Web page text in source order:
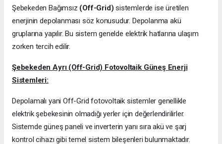
Şebekeden Bağımsız (Off-Grid) sistemlerde ise üretilen
enerjinin depolanması söz konusudur. Depolanma akü
gruplarına yapılır. Bu sistem genelde elektrik hatlarına ulaşım
zorken tercih edilir.
Şebekeden Ayrı (Off-Grid) Fotovoltaik Güneş Enerji
Sistemleri:
Depolamalı yani Off-Grid fotovoltaik sistemler genellikle
elektrik şebekesinin olmadığı yerler için değerlendirilirler.
Sistemde güneş paneli ve inverterin yanı sıra akü ve şarj
kontrol cihazı gibi temel sistem bileşenleri bulunmaktadır.